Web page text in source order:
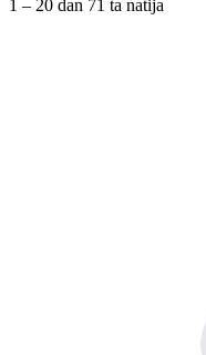
1 – 20 dan 71 ta natija